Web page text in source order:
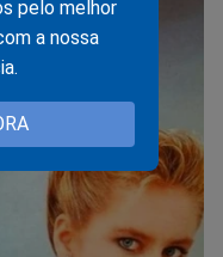
pelo melhor
a nossa